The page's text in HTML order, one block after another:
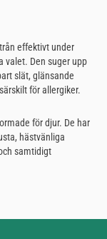
effektivt under
valet. Den suger upp
slät, glänsande
för allergiker.
för djur. De har
hästvänliga
samtidigt